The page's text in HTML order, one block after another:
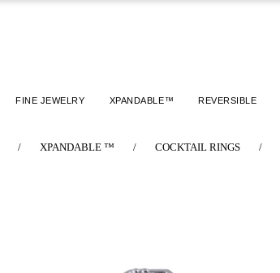
FINE JEWELRY XPANDABLE™ REVERSIBLE
/ XPANDABLE ™ / COCKTAIL RINGS /